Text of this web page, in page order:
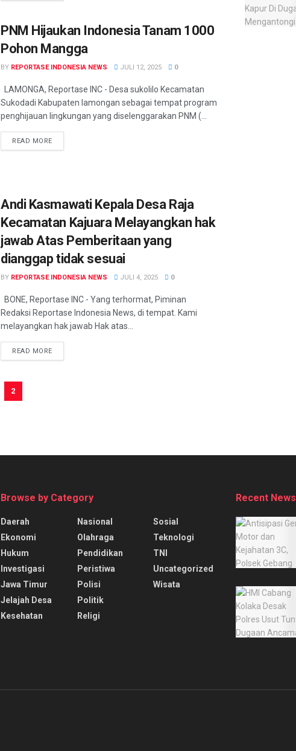
PNM Hijaukan Indonesia Tanam 1000
Pohon Mangga
BY REPORTASE INDONESIA NEWS JULI 12, 2025 0
LAMONGA, Reportase INC - Desa sukolilo Kecamatan
Sukodadi Kabupaten lamongan sebagai tempat program
penghijauan lingkungan yang diselenggarakan PNM (...
READ MORE
Andi Kasmawati Kepala Desa Raja
Kecamatan Kajuara Melayangkan hak
jawab Atas Pemberitaan yang
dianggap tidak sesuai
BY REPORTASE INDONESIA NEWS JULI 4, 2025 0
BONE, Reportase INC - Yang terhormat, Piminan
Redaksi Reportase Indonesia News, di tempat. Kami
melayangkan hak jawab Hak atas...
READ MORE
2
Browse by Category
Daerah
Ekonomi
Hukum
Investigasi
Jawa Timur
Jelajah Desa
Kesehatan
Nasional
Olahraga
Pendidikan
Peristiwa
Polisi
Politik
Religi
Sosial
Teknologi
TNI
Uncategorized
Wisata
Recent News